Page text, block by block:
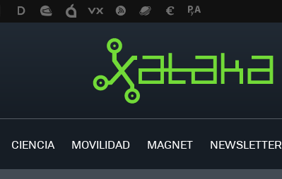
CIENCIA MOVILIDAD MAGNET NEWSLETTER